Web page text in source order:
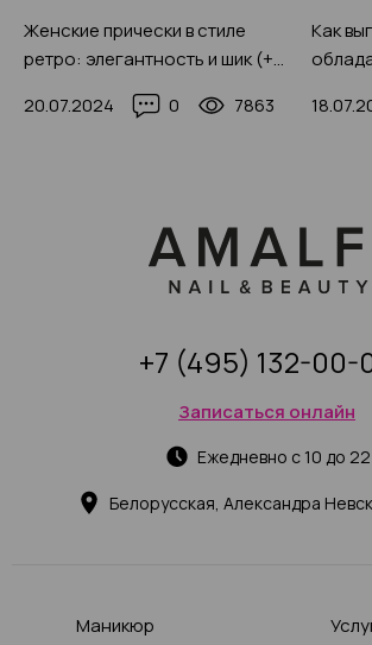
Женские прически в стиле
ретро: элегантность и шик (+
20.07.2024 0 7863
Как
Белорусская, Александра
Ежедневно с 10 до 22
Записаться онлайн
+7 (495) 132-00-
Маникюр